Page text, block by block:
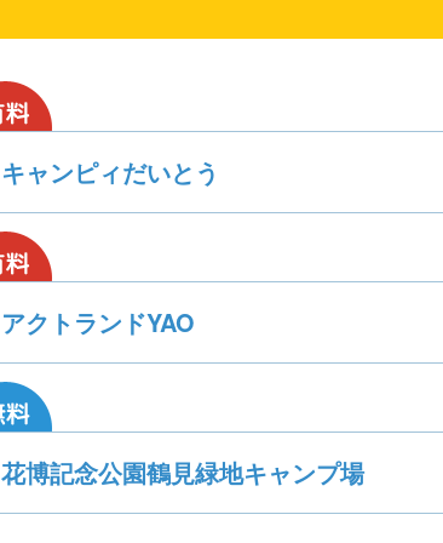
キャンピィだいとう
アクトランドYAO
花博記念公園鶴見緑地キャンプ場